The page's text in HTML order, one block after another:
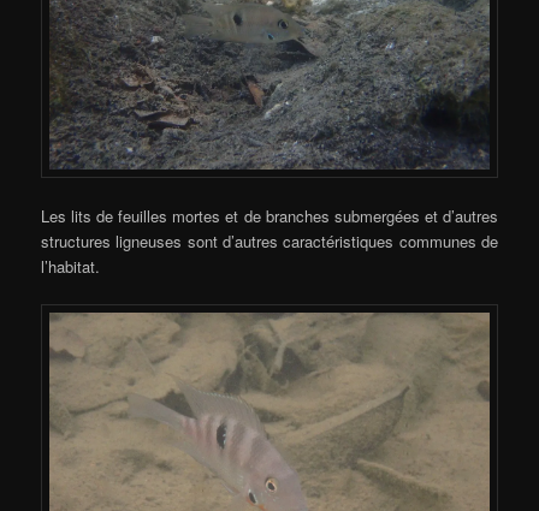
Les lits de feuilles mortes et de branches submergées et d’autres
structures ligneuses sont d’autres caractéristiques communes de
l’habitat.